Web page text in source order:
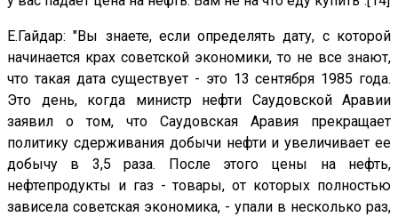
Е.Гайдар: "Вы знаете, если определять дату, с которой
начинается крах советской экономики, то не все знают,
что такая дата существует - это 13 сентября 1985 года.
Это день, когда министр нефти Саудовской Аравии
заявил о том, что Саудовская Аравия прекращает
политику сдерживания добычи нефти и увеличивает ее
добычу в 3,5 раза. После этого цены на нефть,
нефтепродукты и газ - товары, от которых полностью
зависела советская экономика, - упали в несколько раз,